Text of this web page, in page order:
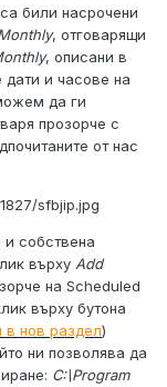
били насрочени
, отговарящи
, описани в
дати и часове на
да ги
прозорче с
от нас
sfbjip.jpg
собствена
върху Add
на Scheduled
върху бутона
в нов раздел)
ни позволява да
C:\Program